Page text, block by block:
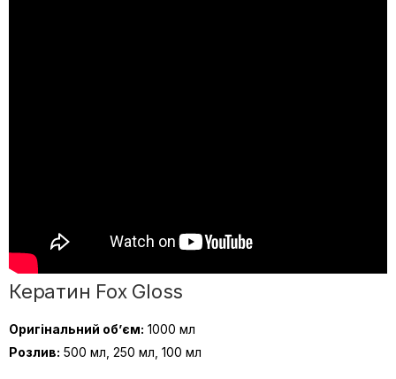
Кератин Fox Gloss
Оригінальний об’єм: 1000 мл
Розлив: 500 мл, 250 мл, 100 мл